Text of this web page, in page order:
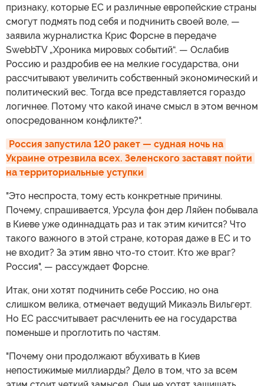
признаку, которые ЕС и различные европейские страны
смогут подмять под себя и подчинить своей воле, —
заявила журналистка Крис Форсне в передаче
SwebbTV „Хроника мировых событий“. — Ослабив
Россию и раздробив ее на мелкие государства, они
рассчитывают увеличить собственный экономический и
политический вес. Тогда все представляется гораздо
логичнее. Потому что какой иначе смысл в этом вечном
опосредованном конфликте?".
Россия запустила 120 ракет — судная ночь на
Украине отрезвила всех. Зеленского заставят пойти
на территориальные уступки
"Это неспроста, тому есть конкретные причины.
Почему, спрашивается, Урсула фон дер Ляйен побывала
в Киеве уже одиннадцать раз и так этим кичится? Что
такого важного в этой стране, которая даже в ЕС и то
не входит? За этим явно что-то стоит. Кто же враг?
Россия", — рассуждает Форсне.
Итак, они хотят подчинить себе Россию, но она
слишком велика, отмечает ведущий Микаэль Вильгерт.
Но ЕС рассчитывает расчленить ее на государства
поменьше и проглотить по частям.
"Почему они продолжают вбухивать в Киев
непостижимые миллиарды? Дело в том, что за всем